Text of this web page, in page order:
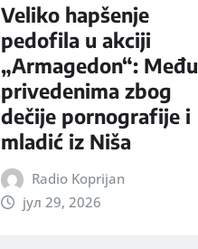
Veliko hapšenje
pedofila u akciji
„Armagedon“: Među
privedenima zbog
dečije pornografije i
mladić iz Niša
Radio Koprijan
јул 29, 2026